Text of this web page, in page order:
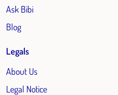
Ask Bibi
Blog
Legals
About Us
Legal Notice